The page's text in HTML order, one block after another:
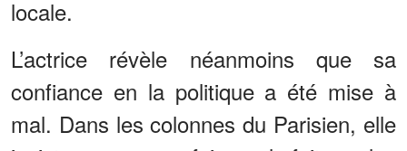
locale.
L’actrice révèle néanmoins que sa
confiance en la politique a été mise à
mal. Dans les colonnes du Parisien, elle